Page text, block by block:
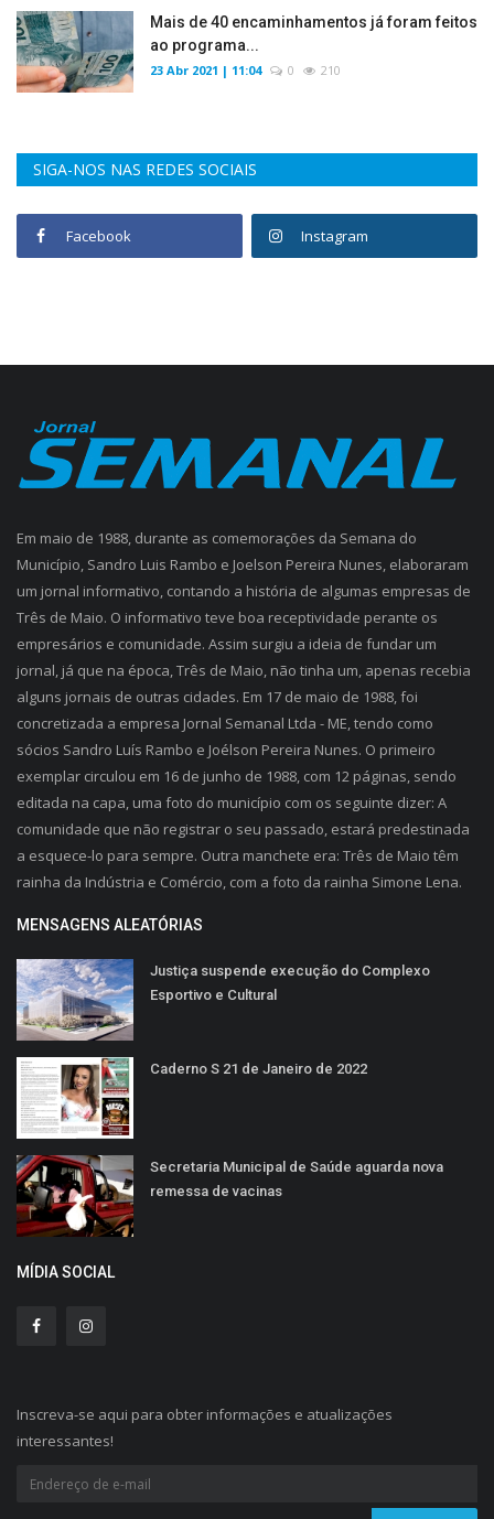
Mais de 40 encaminhamentos já foram feitos
ao programa...
23 Abr 2021 | 11:04 0 210
SIGA-NOS NAS REDES SOCIAIS
Facebook Instagram
Em maio de 1988, durante as comemorações da Semana do
Município, Sandro Luis Rambo e Joelson Pereira Nunes, elaboraram
um jornal informativo, contando a história de algumas empresas de
Três de Maio. O informativo teve boa receptividade perante os
empresários e comunidade. Assim surgiu a ideia de fundar um
jornal, já que na época, Três de Maio, não tinha um, apenas recebia
alguns jornais de outras cidades. Em 17 de maio de 1988, foi
concretizada a empresa Jornal Semanal Ltda - ME, tendo como
sócios Sandro Luís Rambo e Joélson Pereira Nunes. O primeiro
exemplar circulou em 16 de junho de 1988, com 12 páginas, sendo
editada na capa, uma foto do município com os seguinte dizer: A
comunidade que não registrar o seu passado, estará predestinada
a esquece-lo para sempre. Outra manchete era: Três de Maio têm
rainha da Indústria e Comércio, com a foto da rainha Simone Lena.
MENSAGENS ALEATÓRIAS
Justiça suspende execução do Complexo
Esportivo e Cultural
Caderno S 21 de Janeiro de 2022
Secretaria Municipal de Saúde aguarda nova
remessa de vacinas
MÍDIA SOCIAL
Inscreva-se aqui para obter informações e atualizações
interessantes!